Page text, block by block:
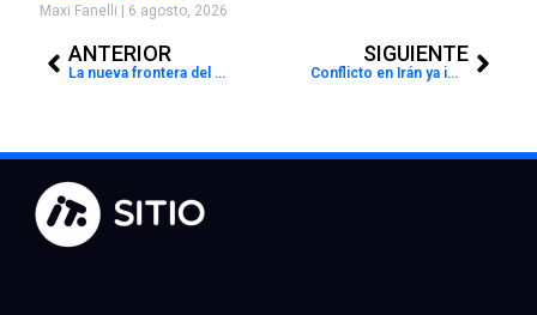
Maxi Fanelli 6 agosto, 2026
ANTERIOR
La nueva frontera del crecimiento digital: Generar valor posventa
SIGUIENTE
Conflicto en Irán ya impacta la ciberseguridad global: ataques a la nube y hacktivismo en aumento